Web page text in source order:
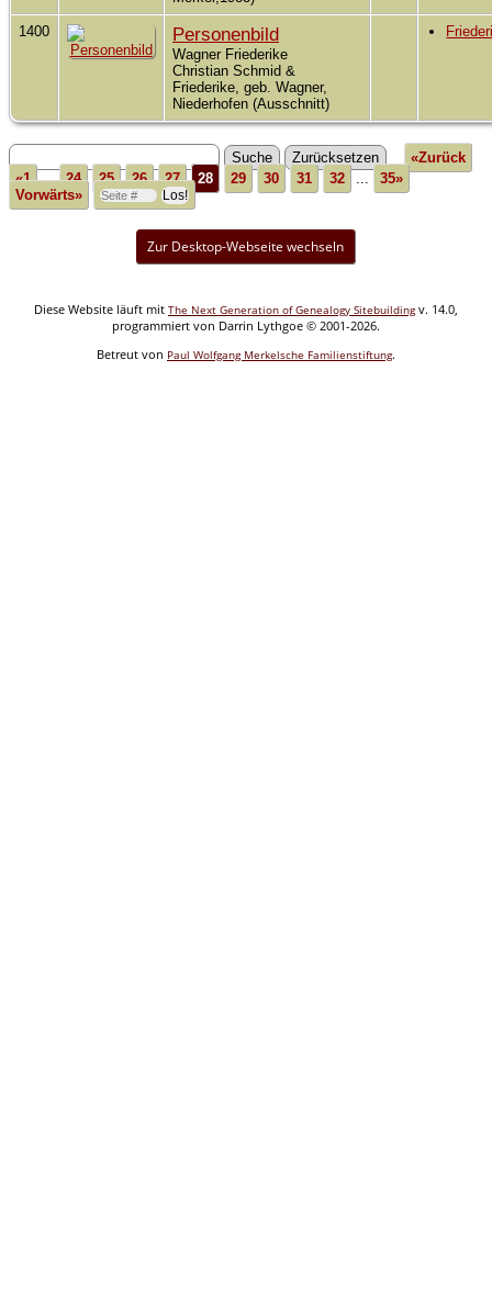
1400 Personenbild
Wagner Friederike
Christian Schmid &
Friederike, geb. Wagner,
Niederhofen (Ausschnitt)
«Zurück
«1 ... 24 25 26 27 28 29 30 31 32 ...
35»
Vorwärts»
Zur Desktop-Webseite wechseln
Diese Website läuft mit The Next Generation of Genealogy Sitebuildingv. 14.0,
programmiert von Darrin Lythgoe © 2001-2026.
Betreut von Paul Wolfgang Merkelsche Familienstiftung.